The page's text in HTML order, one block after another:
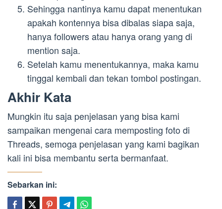
Sehingga nantinya kamu dapat menentukan
apakah kontennya bisa dibalas siapa saja,
hanya followers atau hanya orang yang di
mention saja.
Setelah kamu menentukannya, maka kamu
tinggal kembali dan tekan tombol postingan.
Akhir Kata
Mungkin itu saja penjelasan yang bisa kami
sampaikan mengenai cara memposting foto di
Threads, semoga penjelasan yang kami bagikan
kali ini bisa membantu serta bermanfaat.
Sebarkan ini: